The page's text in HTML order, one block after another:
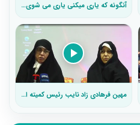
آنگونه که یاری میکنی یاری می شوی (عید
مناسب ۳۰ سالگی تاسیس بنیاد بیماری های خاص)
مهین فرهادی زاد نایب رئیس کمیته المپیک و عضو فدراسیون ورزش